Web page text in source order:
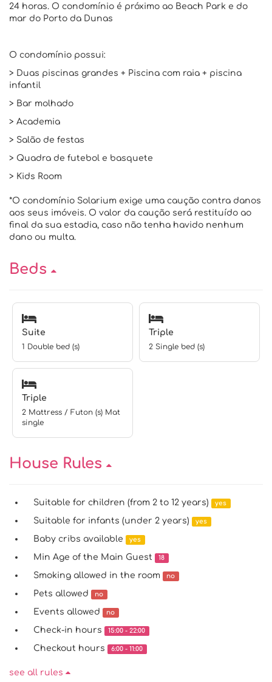
24 horas. O condomínio é próximo ao Beach Park e do
mar do Porto da Dunas
O condomínio possui:
> Duas piscinas grandes + Piscina com raia + piscina
infantil
> Bar molhado
> Academia
> Salão de festas
> Quadra de futebol e basquete
> Kids Room
*O condomínio Solarium exige uma caução contra danos
aos seus imóveis. O valor da caução será restituído ao
final da sua estadia, caso não tenha havido nenhum
dano ou multa.
Beds
Suite
1 Double bed (s)
Triple
2 Single bed (s)
Triple
2 Mattress / Futon (s) Mat
single
House Rules
Suitable for children (from 2 to 12 years) yes
Suitable for infants (under 2 years) yes
Baby cribs available yes
Min Age of the Main Guest 18
Smoking allowed in the room no
Pets allowed no
Events allowed no
Check-in hours 15:00 - 22:00
Checkout hours 6:00 - 11:00
see all rules